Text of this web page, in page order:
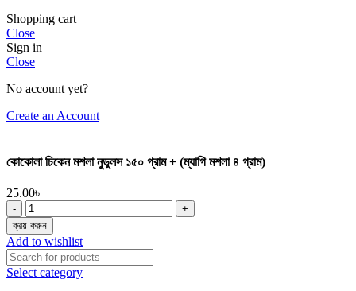
Shopping cart
Close
Sign in
Close
No account yet?
Create an Account
কোকোলা চিকেন মশলা নুডুলস ১৫০ গ্রাম + (ম্যাগি মশলা ৪ গ্রাম)
25.00৳
কোকোলা
চিকেন
মশলা
নুডুলস
১৫০
গ্রাম
ক্রয় করুন
Add to wishlist
Select category